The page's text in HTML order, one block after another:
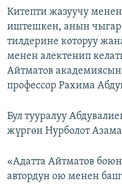
Китепти жазуучу
иштешкен, анын
тилдерине которуу
менен алектенип
Айтматов
профессор Рахима
Бул тууралуу
жүргөн Нурболот
«Адатта Айтматов
автордун ою менен